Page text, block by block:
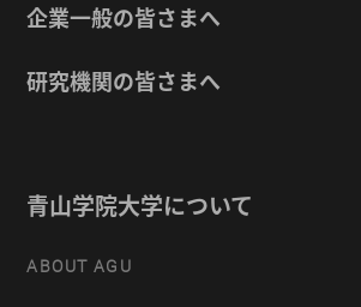
企業一般の皆さまへ
研究機関の皆さまへ
青山学院大学について
ABOUT AGU